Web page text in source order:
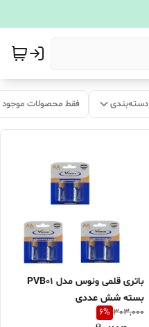
دسته‌بندی فقط محصولات موجود
باتری قلمی ونوس مدل PVB01
بسته شش عددی
303,000
6%